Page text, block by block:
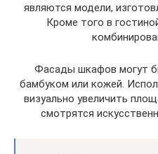
являются модели,
Кроме того в
Фасады шкафов могут
бамбуком или кожей.
визуально увеличить
смотрятся